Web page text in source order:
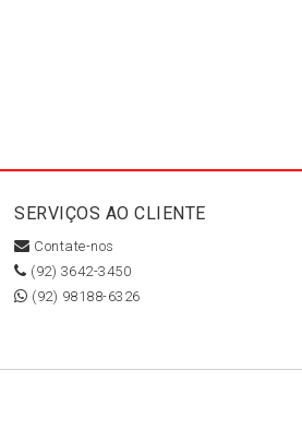
SERVIÇOS AO CLIENTE
Contate-nos
(92) 3642-3450
(92) 98188-6326